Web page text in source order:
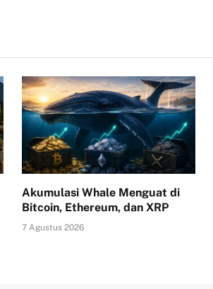
Akumulasi Whale Menguat di
Bitcoin, Ethereum, dan XRP
7 Agustus 2026